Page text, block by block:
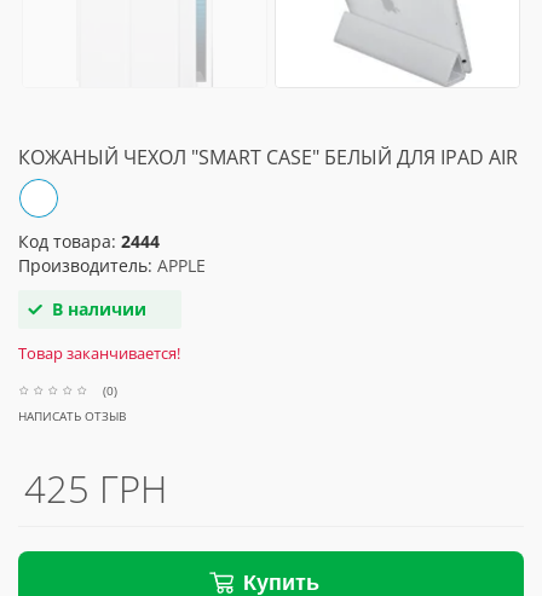
КОЖАНЫЙ ЧЕХОЛ "SMART CASE" БЕЛЫЙ ДЛЯ IPAD AIR
Код товара: 2444
Производитель: APPLE
В наличии
Товар заканчивается!
(0)
НАПИСАТЬ ОТЗЫВ
425 ГРН
Купить